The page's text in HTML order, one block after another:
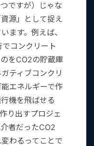
ですが）じゃな
源」として捉え
ます。例えば、
コンクリート
をCO2の貯蔵庫
ティブコンクリ
エネルギーで作
機を飛ばせる
り出すプロジェ
者だったCO2
わるってことで